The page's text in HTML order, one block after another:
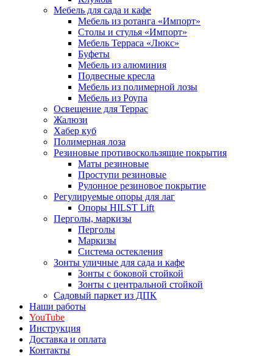
Мебель для сада и кафе
Мебель из ротанга «Импорт»
Столы и стулья «Импорт»
Мебель Терраса «Люкс»
Буфеты
Мебель из алюминия
Подвесные кресла
Мебель из полимерной лозы
Мебель из Роупа
Освещение для Террас
Жалюзи
Хабер куб
Полимерная лоза
Резиновые противоскользящие покрытия
Маты резиновые
Проступи резиновые
Рулонное резиновое покрытие
Регулируемые опоры для лаг
Опоры HILST Lift
Перголы, маркизы
Перголы
Маркизы
Система остекления
Зонты уличные для сада и кафе
Зонты с боковой стойкой
Зонты с центральной стойкой
Садовый паркет из ДПК
Наши работы
YouTube
Инструкция
Доставка и оплата
Контакты